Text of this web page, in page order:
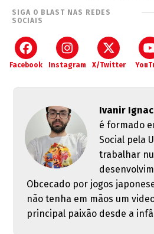
SIGA O BLAST NAS REDES
SOCIAIS
Facebook Instagram X/Twitter
Ivanir
é formado
Social pela
trabalhar
Obcecado por jogos
não tenha em mãos um
principal paixão desde a